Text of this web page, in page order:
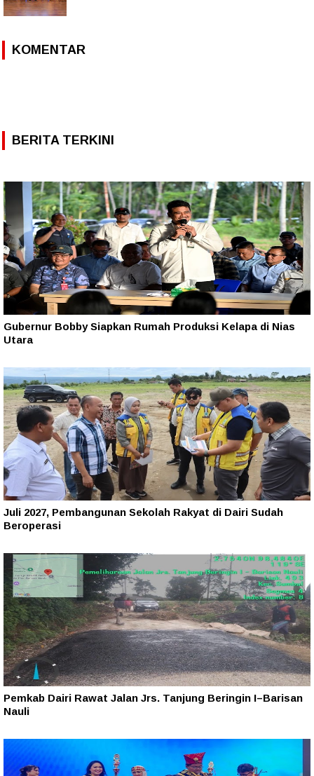
KOMENTAR
BERITA TERKINI
Gubernur Bobby Siapkan Rumah Produksi Kelapa di Nias
Utara
Juli 2027, Pembangunan Sekolah Rakyat di Dairi Sudah
Beroperasi
Pemkab Dairi Rawat Jalan Jrs. Tanjung Beringin I–Barisan
Nauli